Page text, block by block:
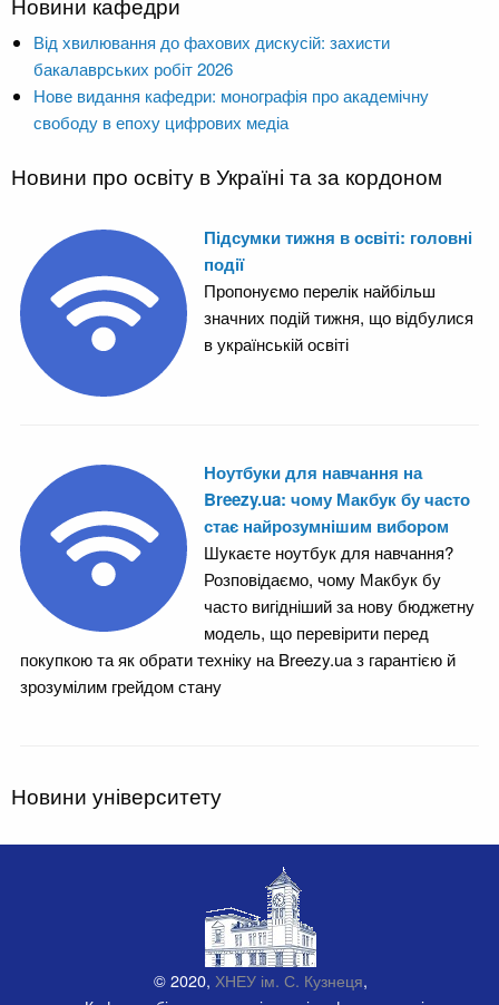
Від хвилювання до фахових дискусій: захисти
бакалаврських робіт 2026
Нове видання кафедри: монографія про академічну
свободу в епоху цифрових медіа
Новини про освіту в Україні та за кордоном
Підсумки тижня в освіті: головні
події
Пропонуємо перелік найбільш
значних подій тижня, що відбулися
в українській освіті
Ноутбуки для навчання на
Breezy.ua: чому Макбук бу часто
стає найрозумнішим вибором
Шукаєте ноутбук для навчання?
Розповідаємо, чому Макбук бу
часто вигідніший за нову бюджетну
модель, що перевірити перед
покупкою та як обрати техніку на Breezy.ua з гарантією й
зрозумілим грейдом стану
Новини університету
© 2020, ХНЕУ ім. С. Кузнеця,